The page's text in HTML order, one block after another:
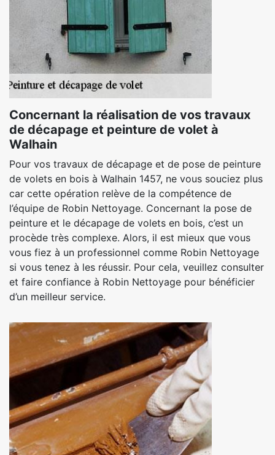
Concernant la réalisation de vos travaux
de décapage et peinture de volet à
Walhain
Pour vos travaux de décapage et de pose de peinture
de volets en bois à Walhain 1457, ne vous souciez plus
car cette opération relève de la compétence de
l’équipe de Robin Nettoyage. Concernant la pose de
peinture et le décapage de volets en bois, c’est un
procède très complexe. Alors, il est mieux que vous
vous fiez à un professionnel comme Robin Nettoyage
si vous tenez à les réussir. Pour cela, veuillez consulter
et faire confiance à Robin Nettoyage pour bénéficier
d’un meilleur service.